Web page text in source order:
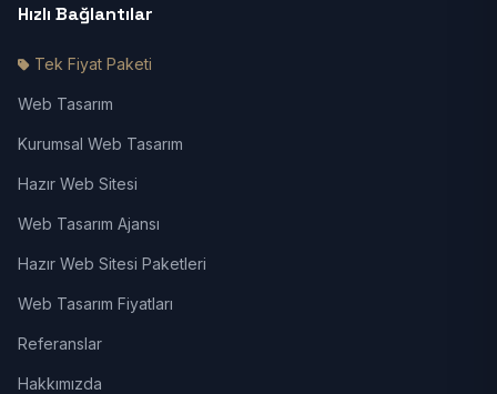
Hızlı Bağlantılar
Tek Fiyat Paketi
Web Tasarım
Kurumsal Web Tasarım
Hazır Web Sitesi
Web Tasarım Ajansı
Hazır Web Sitesi Paketleri
Web Tasarım Fiyatları
Referanslar
Hakkımızda